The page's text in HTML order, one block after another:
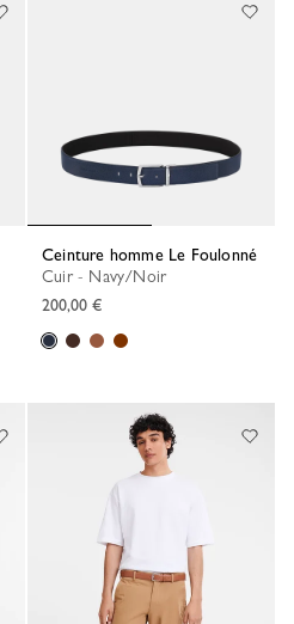
Ceinture homme Le Foulonné
Cuir - Navy/Noir
200,00 €